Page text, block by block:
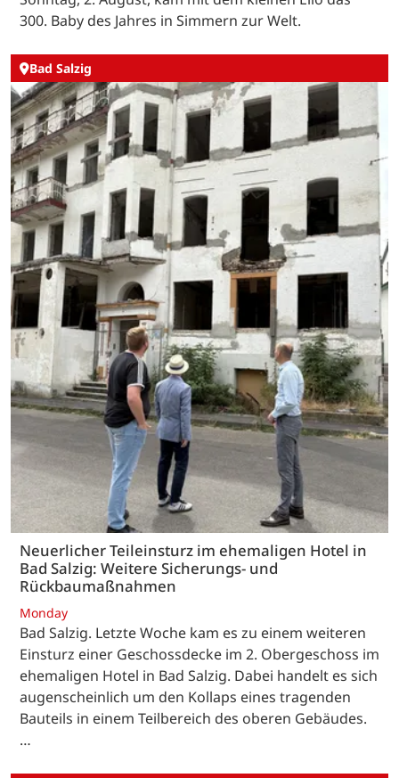
300. Baby des Jahres in Simmern zur Welt.
Bad Salzig
Neuerlicher Teileinsturz im ehemaligen Hotel in
Bad Salzig: Weitere Sicherungs- und
Rückbaumaßnahmen
Monday
Bad Salzig. Letzte Woche kam es zu einem weiteren
Einsturz einer Geschossdecke im 2. Obergeschoss im
ehemaligen Hotel in Bad Salzig. Dabei handelt es sich
augenscheinlich um den Kollaps eines tragenden
Bauteils in einem Teilbereich des oberen Gebäudes.
…